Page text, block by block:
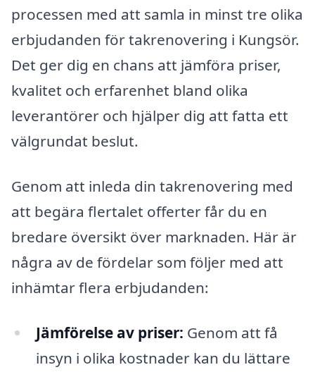
processen med att samla in minst tre olika
erbjudanden för takrenovering i Kungsör.
Det ger dig en chans att jämföra priser,
kvalitet och erfarenhet bland olika
leverantörer och hjälper dig att fatta ett
välgrundat beslut.
Genom att inleda din takrenovering med
att begära flertalet offerter får du en
bredare översikt över marknaden. Här är
några av de fördelar som följer med att
inhämtar flera erbjudanden:
Jämförelse av priser: Genom att få
insyn i olika kostnader kan du lättare